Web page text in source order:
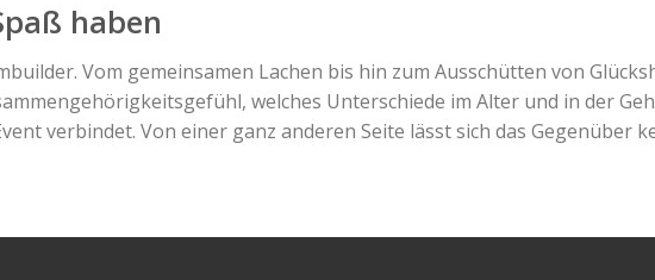
haben
Vom gemeinsamen Lachen bis hin zum Ausschütten von
welches Unterschiede im Alter und in der
verbindet. Von einer ganz anderen Seite lässt sich das Gegenüber